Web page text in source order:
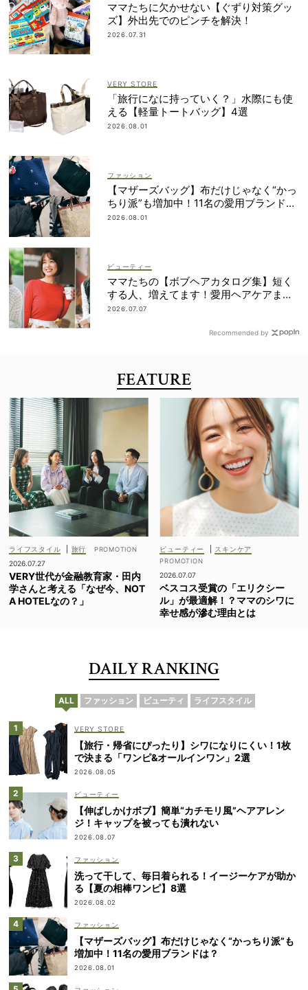
ママたちに欠かせない【ぐずり対策グッ
ズ】外出先でのピンチを解決！
2026.07.31
VERY STORE
「旅行になに持っていく？」水際にも使
える【軽量トートバッグ】4選
2026.08.01
ファッション
【マザーズバッグ】布だけじゃなく“かっ
ちり派”も増加中！11名の愛用ブランド
は？
2026.08.01
ビューティー
ママたちの【ボブヘアカタログ集】短く
する人、増えてます！愛用ヘアケアまで
全部見せ
2026.07.07
Recommended by
FEATURE
ライフスタイル
旅行
2026.07.27
VERY世代が金融教育家・田内
学さんと考える「なぜ今、NOT
A HOTELなの？」
ビューティー スキンケア
2026.07.07
ベスコス受賞の「エリクシー
ル」が最適解！？ママのシワに
幸せ感が滲む理由とは
DAILY RANKING
ALL ファッション ビューティ ライフスタイル
VERY STORE
【旅行・帰省にぴったり】シワになりにくい！1枚
で決まる「ワンピ&オールインワン」2選
2026.08.05
ビューティー
【伸ばしかけボブ】簡単“カチモリ風”ヘアアレン
ジ！キャップを被っても潰れない
2026.08.07
ファッション
洗って干して、毎日着られる！イージーケアが助か
る【夏の相棒ワンピ】8選
2026.08.02
ファッション
【マザーズバッグ】布だけじゃなく“かっちり派”も
増加中！11名の愛用ブランドは？
2026.08.01